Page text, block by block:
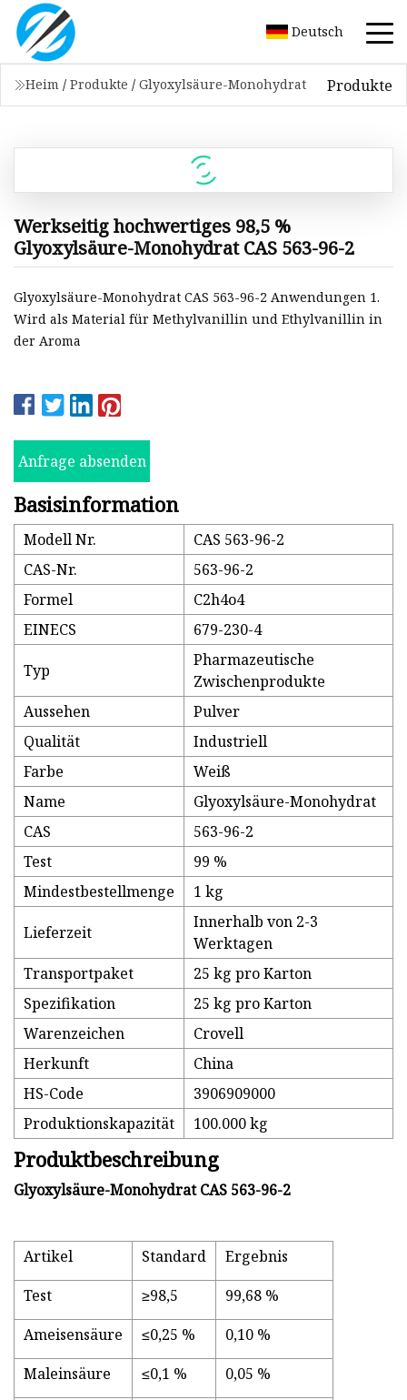
Deutsch
Heim / Produkte / Glyoxylsäure-Monohydrat Produkte
Werkseitig hochwertiges 98,5 %
Glyoxylsäure-Monohydrat CAS 563-96-2
Glyoxylsäure-Monohydrat CAS 563-96-2 Anwendungen 1.
Wird als Material für Methylvanillin und Ethylvanillin in
der Aroma
Anfrage absenden
Basisinformation
Modell Nr.
CAS 563-96-2
CAS-Nr.
563-96-2
Formel
C2h4o4
EINECS
679-230-4
Typ
Pharmazeutische
Zwischenprodukte
Aussehen
Pulver
Qualität
Industriell
Farbe
Weiß
Name
Glyoxylsäure-Monohydrat
CAS
563-96-2
Test
99 %
Mindestbestellmenge
1 kg
Lieferzeit
Innerhalb von 2-3
Werktagen
Transportpaket
25 kg pro Karton
Spezifikation
25 kg pro Karton
Warenzeichen
Crovell
Herkunft
China
HS-Code
3906909000
Produktionskapazität
100.000 kg
Produktbeschreibung
Glyoxylsäure-Monohydrat CAS 563-96-2
Artikel Standard
Ergebnis
Test
≥98,5
99,68 %
Ameisensäure
≤0,25 %
0,10 %
Maleinsäure
≤0,1 %
0,05 %